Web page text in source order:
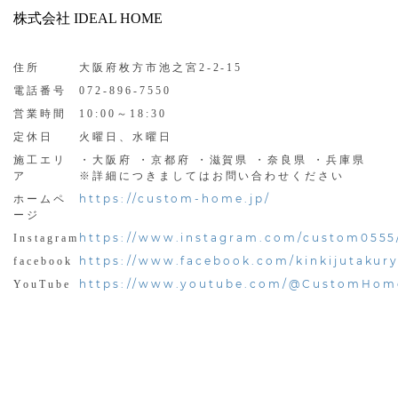
株式会社 IDEAL HOME
住所
大阪府枚方市池之宮2-2-15
電話番号
072-896-7550
営業時間
10:00～18:30
定休日
火曜日、水曜日
施工エリ
ア
・大阪府 ・京都府 ・滋賀県 ・奈良県 ・兵庫県
※詳細につきましてはお問い合わせください
ホームペ
ージ
https://custom-home.jp/
Instagram https://www.instagram.com/
facebook https://www.facebook.com/
YouTube https://www.youtube.com/